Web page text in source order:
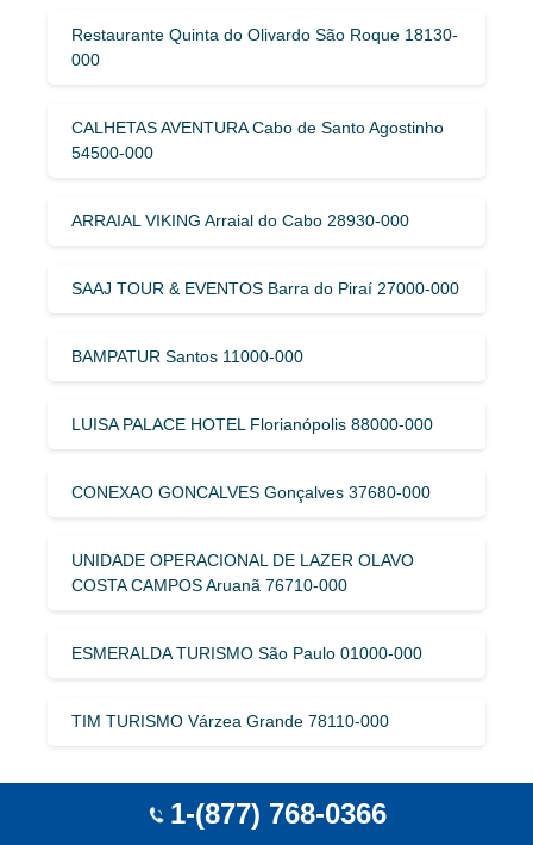
Restaurante Quinta do Olivardo São Roque 18130-
000
CALHETAS AVENTURA Cabo de Santo Agostinho
54500-000
ARRAIAL VIKING Arraial do Cabo 28930-000
SAAJ TOUR & EVENTOS Barra do Piraí 27000-000
BAMPATUR Santos 11000-000
LUISA PALACE HOTEL Florianópolis 88000-000
CONEXAO GONCALVES Gonçalves 37680-000
UNIDADE OPERACIONAL DE LAZER OLAVO
COSTA CAMPOS Aruanã 76710-000
ESMERALDA TURISMO São Paulo 01000-000
TIM TURISMO Várzea Grande 78110-000
Explore The More Beatiful Town and City
With São Paulo, Brazil
1-(877) 768-0366